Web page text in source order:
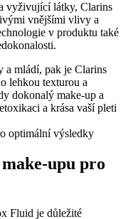
vyživující látky, Clarins
vnějšími vlivy a
v produktu také
a mládí, pak je Clarins
lehkou texturou a
dokonalý make-up a
a krása vaší pleti
upu pro
Fluid je důležité